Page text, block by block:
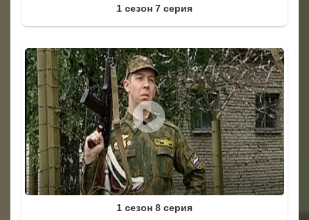
1 сезон 7 серия
1 сезон 8 серия